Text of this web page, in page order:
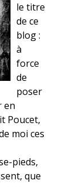
le titre
de ce
blog :
à
force
de
poser
en
Poucet,
moi ces
pieds,
que